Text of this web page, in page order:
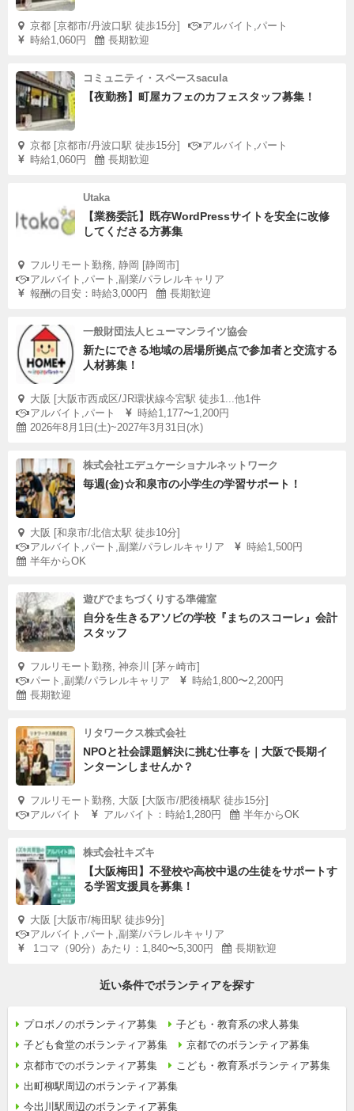
京都 [京都市/丹波口駅 徒歩15分]
アルバイト,パート
時給1,060円
長期歓迎
コミュニティ・スペースsacula
【夜勤務】町屋カフェのカフェスタッフ募集！
京都 [京都市/丹波口駅 徒歩15分]
アルバイト,パート
時給1,060円
長期歓迎
Utaka
【業務委託】既存WordPressサイトを安全に改修
してくださる方募集
フルリモート勤務, 静岡 [静岡市]
アルバイト,パート,副業/パラレルキャリア
報酬の目安：時給3,000円
長期歓迎
一般財団法人ヒューマンライツ協会
新たにできる地域の居場所拠点で参加者と交流する
人材募集！
大阪 [大阪市西成区/JR環状線今宮駅 徒歩1...他1件
アルバイト,パート
時給1,177〜1,200円
2026年8月1日(土)~2027年3月31日(水)
株式会社エデュケーショナルネットワーク
毎週(金)☆和泉市の小学生の学習サポート！
大阪 [和泉市/北信太駅 徒歩10分]
アルバイト,パート,副業/パラレルキャリア
時給1,500円
半年からOK
遊びでまちづくりする準備室
自分を生きるアソビの学校『まちのスコーレ』会計
スタッフ
フルリモート勤務, 神奈川 [茅ヶ崎市]
パート,副業/パラレルキャリア
時給1,800〜2,200円
長期歓迎
リタワークス株式会社
NPOと社会課題解決に挑む仕事を｜大阪で長期イ
ンターンしませんか？
フルリモート勤務, 大阪 [大阪市/肥後橋駅 徒歩15分]
アルバイト
アルバイト：時給1,280円 半年からOK
株式会社キズキ
【大阪梅田】不登校や高校中退の生徒をサポートす
る学習支援員を募集！
大阪 [大阪市/梅田駅 徒歩9分]
アルバイト,パート,副業/パラレルキャリア
1コマ（90分）あたり：1,840〜5,300円
長期歓迎
近い条件でボランティアを探す
プロボノのボランティア募集
子ども・教育系の求人募集
子ども食堂のボランティア募集
京都でのボランティア募集
京都市でのボランティア募集
こども・教育系ボランティア募集
出町柳駅周辺のボランティア募集
今出川駅周辺のボランティア募集